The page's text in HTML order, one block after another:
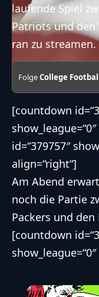
laufende Spiel
Patriotsund den
ran zu streamen.
FolgeCollege
[countdown
id=“379757″
align=“right“]
Am Abend
noch die Partie
Packers und den
[countdown